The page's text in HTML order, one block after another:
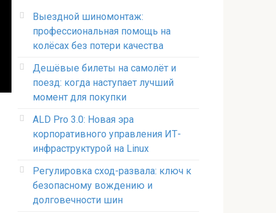
Выездной шиномонтаж:
профессиональная помощь на
колёсах без потери качества
Дешёвые билеты на самолёт и
поезд: когда наступает лучший
момент для покупки
ALD Pro 3.0: Новая эра
корпоративного управления ИТ-
инфраструктурой на Linux
Регулировка сход-развала: ключ к
безопасному вождению и
долговечности шин